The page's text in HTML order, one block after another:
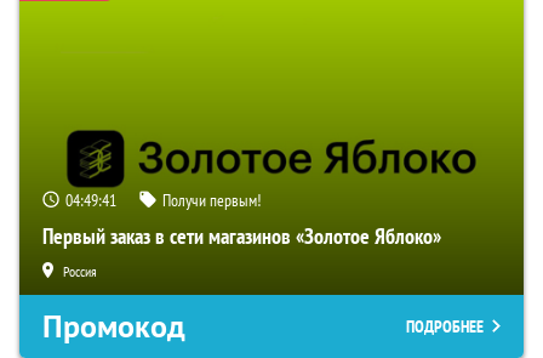
04:49:40 Получи первым!
Первый заказ в сети магазинов «Золотое Яблоко»
Россия
Промокод ПОДРОБНЕЕ